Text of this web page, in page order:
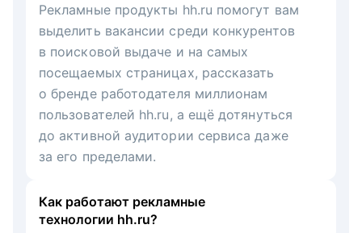
Рекламные продукты hh.ru помогут вам
выделить вакансии среди конкурентов
в поисковой выдаче и на самых
посещаемых страницах, рассказать
о бренде работодателя миллионам
пользователей hh.ru, а ещё дотянуться
до активной аудитории сервиса даже
за его пределами.
Как работают рекламные
технологии hh.ru?